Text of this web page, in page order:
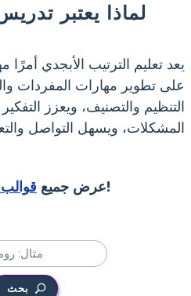
لماذا يعتبر
يعد تعليم الترتيب الأبجدي أمرًا
على تطوير مهارات المفردات
التنظيم والتصنيف، ويعزز
المشكلات، ويسهل التواصل
عرض جميع!
بحث